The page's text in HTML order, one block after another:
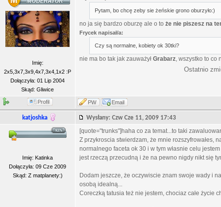
Imię:
2x5,3x7,3x9,4x7,3x4,1x2 :P
Dołączyła: 01 Lip 2004
Skąd: Gliwice
Pytam, bo chcę zeby sie żeńskie grono oburzyło:)
no ja się bardzo oburzę ale o to że nie piszesz na
Frycek napisał/a:
Czy są normalne, kobiety ok 30tki?
nie ma bo tak jak zauważył Grabarz, wszystko to co
Ostatnio
Profil PW Email
katjoshka Wysłany: Czw Cze 11, 2009 17:43
Imię: Katinka
Dołączyła: 09 Cze 2009
Skąd: Z matplanety:)
[quote="trunks"]haha co za temat...to taki
Z przykroscia stwierdzam, że mnie rozszyfrowałes,
normalnego faceta ok 30 i w tym własnie celu
jest rzeczą przecudną i że na pewno nigdy nikt się
Dodam jeszcze, że oczywiscie znam swoje wady i
osobą idealną...
Coreczką tatusia też nie jestem, chociaz całe życie